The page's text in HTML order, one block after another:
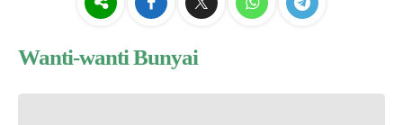
Wanti-wanti Bunyai